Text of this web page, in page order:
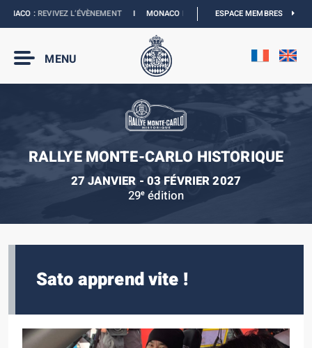
:REVIVEZ L’ÉVÈNEMENTIMONACO E-PRIX 2027 :NOUVELLES DATES
ESPACE MEMBRES
MENU
RALLYE MONTE-CARLO HISTORIQUE
27 JANVIER - 03 FÉVRIER 2027
29e édition
Sato apprend vite !